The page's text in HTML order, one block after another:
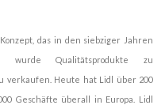
das in den siebziger Jahren
wurde Qualitätsprodukte zu
verkaufen. Heute hat Lidl über 200
Geschäfte überall in Europa. Lidl